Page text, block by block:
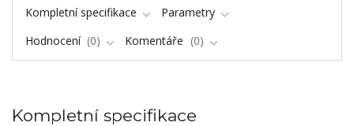
Kompletní specifikace
Parametry
Hodnocení
0 Komentáře 0
Kompletní specifikace